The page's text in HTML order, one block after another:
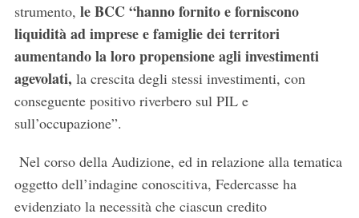
strumento, le BCC “hanno fornito e forniscono
liquidità ad imprese e famiglie dei territori
aumentando la loro propensione agli investimenti
agevolati, la crescita degli stessi investimenti, con
conseguente positivo riverbero sul PIL e
sull’occupazione”.
Nel corso della Audizione, ed in relazione alla tematica
oggetto dell’indagine conoscitiva, Federcasse ha
evidenziato la necessità che ciascun credito